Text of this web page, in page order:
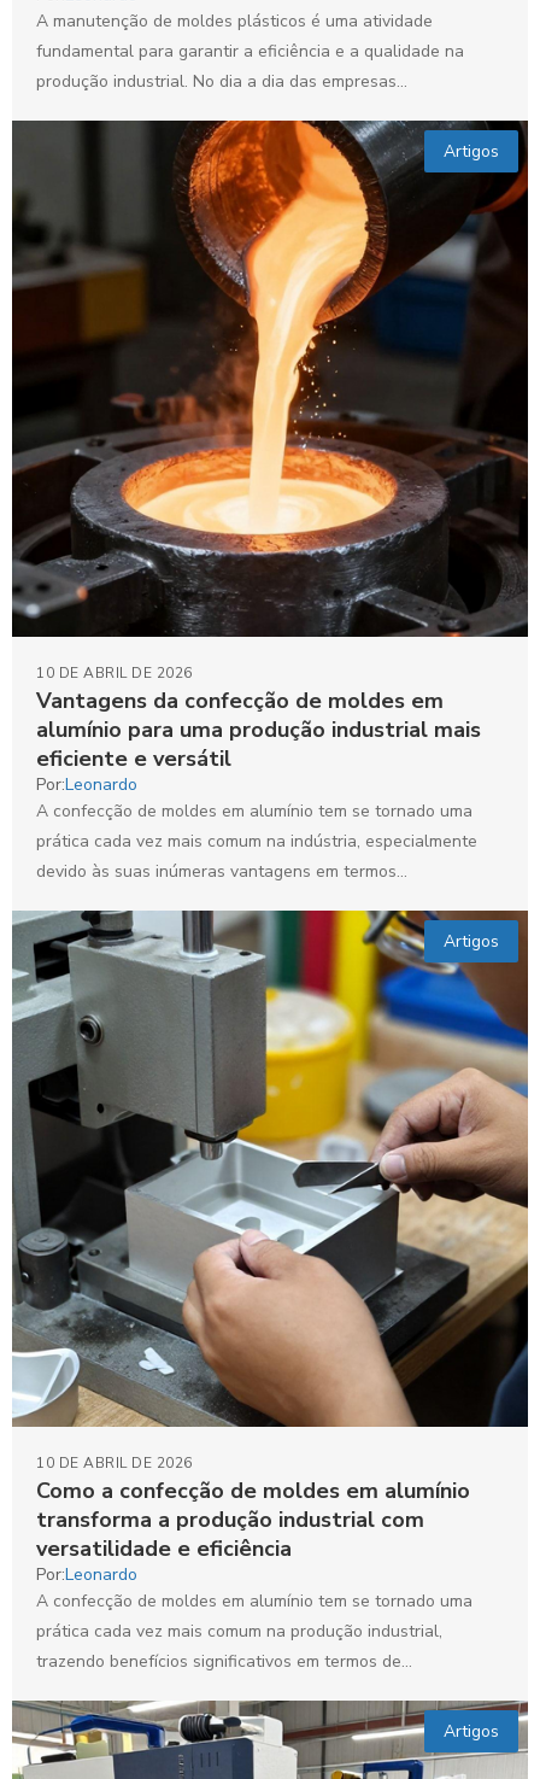
A manutenção de moldes plásticos é uma atividade
fundamental para garantir a eficiência e a qualidade na
produção industrial. No dia a dia das empresas...
Artigos
Vantagens da confecção de moldes em
alumínio para uma produção industrial mais
eficiente e versátil
10 DE ABRIL DE 2026
Por:Leonardo
A confecção de moldes em alumínio tem se tornado uma
prática cada vez mais comum na indústria, especialmente
devido às suas inúmeras vantagens em termos...
Artigos
Como a confecção de moldes em alumínio
transforma a produção industrial com
versatilidade e eficiência
10 DE ABRIL DE 2026
Por:Leonardo
A confecção de moldes em alumínio tem se tornado uma
prática cada vez mais comum na produção industrial,
trazendo benefícios significativos em termos de
Artigos